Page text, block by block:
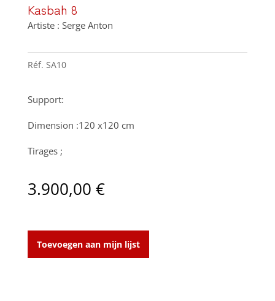
Kasbah 8
Artiste : Serge Anton
Réf. SA10
Support:
Dimension :120 x120 cm
Tirages ;
3.900,00 €
aantal
Toevoegen aan mijn lijst